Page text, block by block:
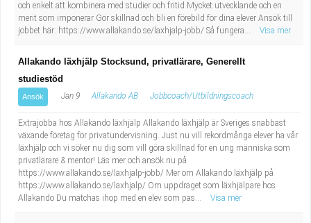
och enkelt att kombinera med studier och fritid Mycket utvecklande och en
merit som imponerar Gör skillnad och bli en förebild för dina elever Ansök till
jobbet här: https://www.allakando.se/laxhjalp-jobb/ Så fungera...
Visa mer
Allakando läxhjälp Stocksund, privatlärare, Generellt
studiestöd
Ansök Jan 9 Allakando AB Jobbcoach/Utbildningscoach
Extrajobba hos Allakando läxhjälp Allakando läxhjälp är Sveriges snabbast
växande företag för privatundervisning. Just nu vill rekordmånga elever ha vår
läxhjälp och vi söker nu dig som vill göra skillnad för en ung människa som
privatlärare & mentor! Läs mer och ansök nu på
https://www.allakando.se/laxhjalp-jobb/ Mer om Allakando läxhjälp på
https://www.allakando.se/laxhjalp/ Om uppdraget som läxhjälpare hos
Allakando Du matchas ihop med en elev som pas...
Visa mer